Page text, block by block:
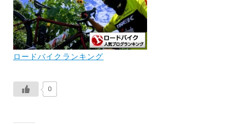
ロードバイクランキング
0